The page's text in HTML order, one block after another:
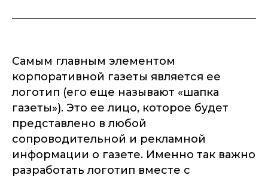
Самым главным элементом
корпоративной газеты является ее
логотип (его еще называют «шапка
газеты»). Это ее лицо, которое будет
представлено в любой
сопроводительной и рекламной
информации о газете. Именно так важно
разработать логотип вместе с